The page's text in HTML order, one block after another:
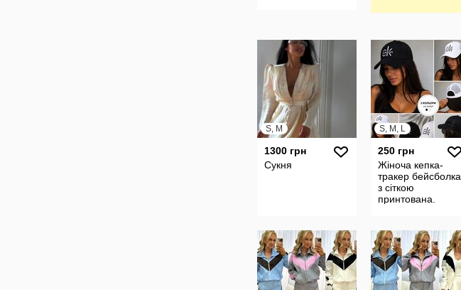
S, M
1300 грн
Сукня
S, M, L
250 грн
Жіноча кепка-
тракер бейсболка
з сіткою
принтована.